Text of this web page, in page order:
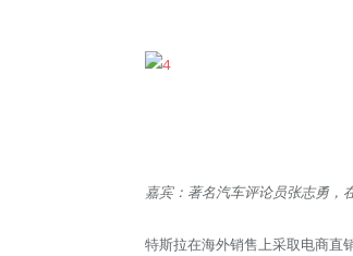
嘉宾：著名汽车评论员张志勇，
特斯拉在海外销售上采取电商直